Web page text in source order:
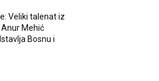
Veliki talenat iz
Mehić
Bosnu i